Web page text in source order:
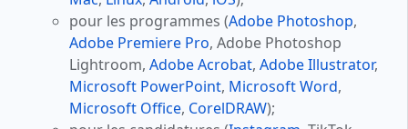
pour les programmes (Adobe Photoshop,
Adobe Premiere Pro, Adobe Photoshop
Lightroom, Adobe Acrobat, Adobe Illustrator,
Microsoft PowerPoint, Microsoft Word,
Microsoft Office, CorelDRAW);